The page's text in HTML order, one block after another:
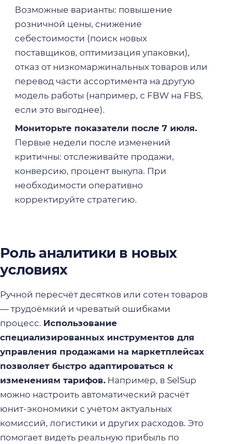
Возможные варианты: повышение
розничной цены, снижение
себестоимости (поиск новых
поставщиков, оптимизация упаковки),
отказ от низкомаржинальных товаров или
перевод части ассортимента на другую
модель работы (например, с FBW на FBS,
если это выгоднее).
Мониторьте показатели после 7 июля.
Первые недели после изменений
критичны: отслеживайте продажи,
конверсию, процент выкупа. При
необходимости оперативно
корректируйте стратегию.
Роль аналитики в новых
условиях
Ручной пересчёт десятков или сотен товаров
— трудоёмкий и чреватый ошибками
процесс. Использование
специализированных инструментов для
управления продажами на маркетплейсах
позволяет быстро адаптироваться к
изменениям тарифов. Например, в SelSup
можно настроить автоматический расчёт
юнит-экономики с учётом актуальных
комиссий, логистики и других расходов. Это
помогает видеть реальную прибыль по